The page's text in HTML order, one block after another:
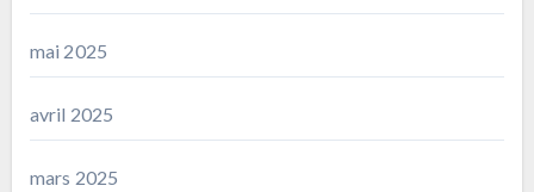
mai 2025
avril 2025
mars 2025